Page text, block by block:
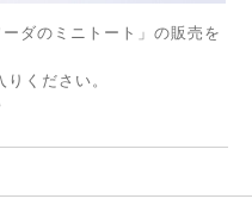
ダのミニトート」の販売を
ください。